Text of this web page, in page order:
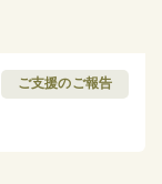
ご支援のご報告